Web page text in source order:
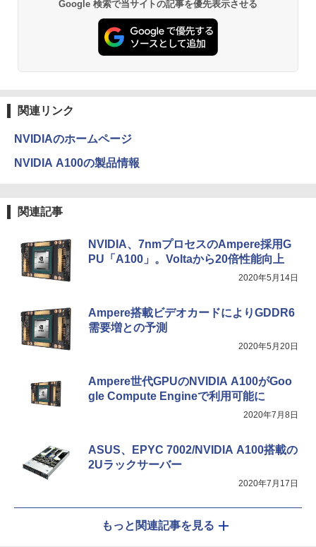
ド 1920×1080(フルHD) | LEDバックライ
ト | スピーカー内蔵 | 3系統入力(VGA・D
VI-D・HDMI) | VGAケーブル・電源ケー
ブル付属【30日保証】
￥5,980
L22-4e 21.5インチ ワイド フルHD 1920
×1080 IPS 4ms 250nit リフレッシュレー
ト 100Hz HDMI VGA D-Sub チルト VES
A規格 67D5KAC6JP レノボ ディスプレ
4
【お買い物マラソ開催中！P最大31.5%還
元】五年保証 白 モバイルモニター 15.6
インチ FHD 1920×1080 1080P Fast IPS
高コントラスト 超軽量 640g スピーカー
内蔵 Type-C/HDMI 接続 PS5/Switch/PC/
スマホ対応 MFP156T1F
【楽天1位!1,600円OFFクーポン 8/4 20:
00-8/11 01:59】Xiaomi Monitor A24i 20
Hzリフレッシュレート sRGB99% 1670
万色 300nits ΔE＜1 低ブルーライト 大
画面 TÜV認証 目にやさしい 調整可能な
￥12,580
オレンジページ 2026 10/17号増刊＜グレ
]
5
角川まんが学習シリーズ 日本の歴史
全16巻+別巻5冊定番セット [ 山本 博文
￥5,990
【2026年アップグレード版】AOKIMI ワイヤ
学/WEB会議(ホワイト)
Xiaomi シャオミ REDMI Buds 8 Lite ワイヤ
レスイヤホン Bluetooth 5.4 ノイズキャンセ
リング ANC 36時間再生
[Explicit]
￥250
On My Road (Stadium ver.)
On My Road (Stadium ver.)
富士山の天然水 バナジウム含有 水 ミネラル
ウォーター ペットボトル 静岡県産 500ミリリ
ットル (Smart Basic)
￥1,380
￥1,625
【Amazon.co.jp限定】 伊藤園 磨かれて、澄
] [ 水分補給 ]
￥998
エース)
￥832
HUNTER×HUNTER モノクロ版 39 (ジャンプ
スーパーの裏でヤニ吸うふたり 9巻 (デジタル
Google 検索で当サイトの記事を優先表示させる
関連リンク
NVIDIAのホームページ
NVIDIA A100の製品情報
関連記事
NVIDIA、7nmプロセスのAmpere採用G
PU「A100」。Voltaから20倍性能向上
2020年5月14日
Ampere搭載ビデオカードによりGDDR6
需要増との予測
2020年5月20日
Ampere世代GPUのNVIDIA A100がGoo
gle Compute Engineで利用可能に
2020年7月8日
ASUS、EPYC 7002/NVIDIA A100搭載の
2Uラックサーバー
2020年7月17日
もっと関連記事を見る